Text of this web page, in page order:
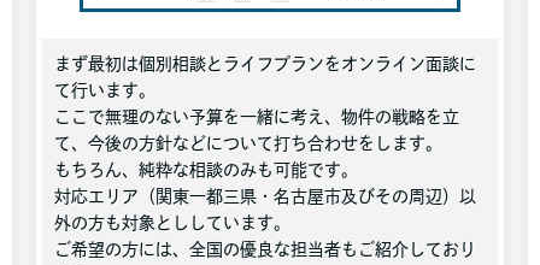
まず最初は個別相談とライフプランをオンライン面談に
て行います。
ここで無理のない予算を一緒に考え、物件の戦略を立
て、今後の方針などについて打ち合わせをします。
もちろん、純粋な相談のみも可能です。
対応エリア（関東一都三県・名古屋市及びその周辺）以
外の方も対象とししています。
ご希望の方には、全国の優良な担当者もご紹介しており